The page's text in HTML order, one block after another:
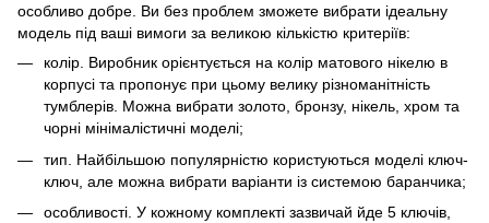
особливо добре. Ви без проблем зможете вибрати ідеальну
модель під ваші вимоги за великою кількістю критеріїв:
колір. Виробник орієнтується на колір матового нікелю в
корпусі та пропонує при цьому велику різноманітність
тумблерів. Можна вибрати золото, бронзу, нікель, хром та
чорні мінімалістичні моделі;
тип. Найбільшою популярністю користуються моделі ключ-
ключ, але можна вибрати варіанти із системою баранчика;
особливості. У кожному комплекті зазвичай йде 5 ключів,